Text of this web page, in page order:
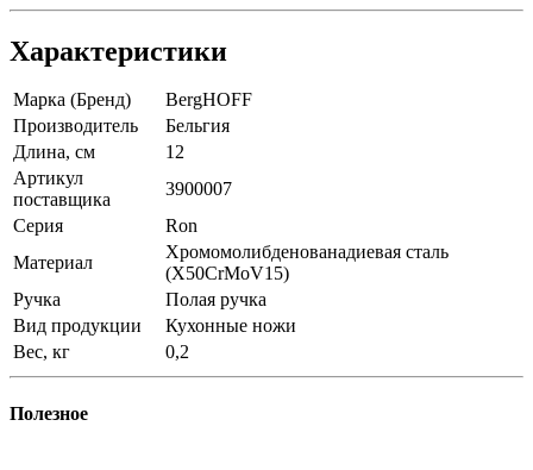
Характеристики
Марка (Бренд)
BergHOFF
Производитель
Бельгия
Длина, см
12
Артикул
поставщика
3900007
Серия
Ron
Материал
Хромомолибденованадиевая сталь
(X50CrMoV15)
Ручка
Полая ручка
Вид продукции
Кухонные ножи
Вес, кг
0,2
Полезное